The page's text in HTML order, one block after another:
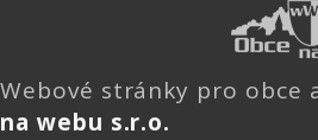
Webové stránky pro obce
na webu s.r.o.